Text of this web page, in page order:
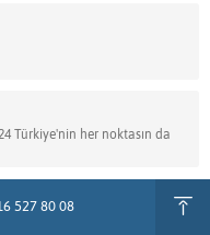
Türkiye'nin her noktasın da
527 80 08